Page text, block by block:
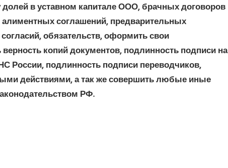
в уставном капитале ООО, брачных договоров
алиментных соглашений, предварительных
обязательств, оформить свои
копий документов, подлинность подписи на
России, подлинность подписи переводчиков,
действиями, а так же совершить любые иные
РФ.